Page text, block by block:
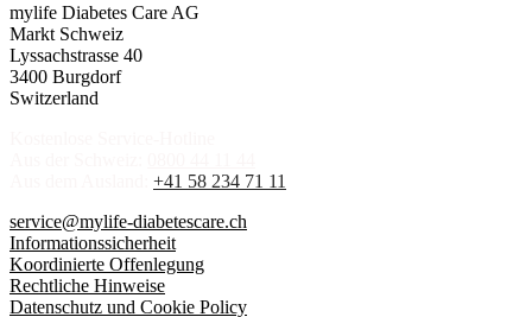
mylife Diabetes Care AG
Markt Schweiz
Lyssachstrasse 40
3400 Burgdorf
Switzerland
+41 58 234 71 11
service@mylife-diabetescare.ch
Informationssicherheit
Koordinierte Offenlegung
Rechtliche Hinweise
Datenschutz und Cookie Policy